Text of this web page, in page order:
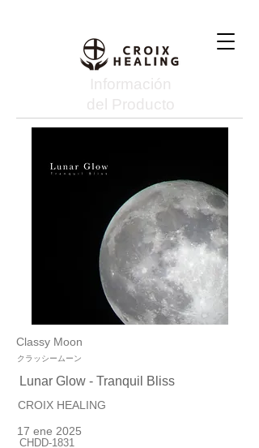
Información
del Producto
Classy Moon
クラッシームーン
Lunar Glow - Tranquil Bliss
CROIX HEALING
17 ene 2025
CHDD-1831